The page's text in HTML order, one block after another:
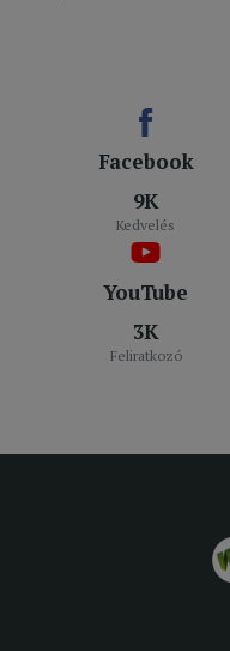
Facebook
9K
Kedvelés
YouTube
3K
Feliratkozó